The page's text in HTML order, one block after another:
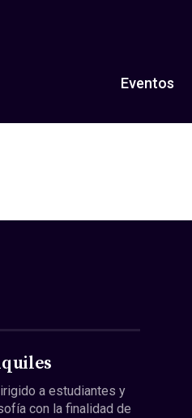
Eventos
a estudiantes y
con la finalidad de